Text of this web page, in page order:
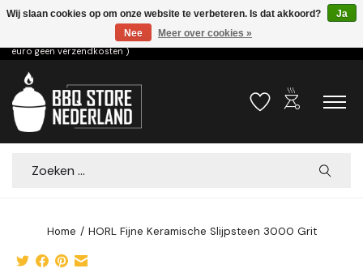
Voor 15.00u besteld dezelfde dag verzonden! ( 6,95 verzendkosten, vanaf 75
euro geen verzendkosten )
Verlanglijst
outdoor_grill
Zoeken
Home / HORL Fijne Keramische Slijpsteen 3000 Grit
Wij slaan cookies op om onze website te verbeteren. Is dat akkoord?
Ja
Nee
Meer over cookies »